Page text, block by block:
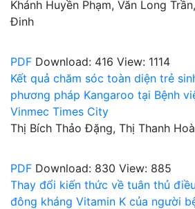
Khánh Huyền Phạm, Văn Long
Đinh
PDF Download: 416 View: 1114
Kết quả chăm sóc toàn diện trẻ
phương pháp Kangaroo tại Bệnh
Vinmec Times City
Thị Bích Thảo Đặng, Thị Thanh
PDF Download: 830 View: 885
Thay đổi kiến thức về tuân thủ
đông kháng Vitamin K của người